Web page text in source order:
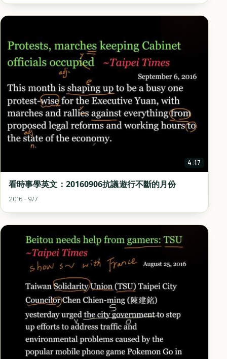
4:17
看時事學英文：20160906抗議遊行不斷的月份
2016 · 9/7